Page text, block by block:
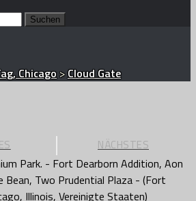
Chicago>Cloud Gate
NÄCHSTES